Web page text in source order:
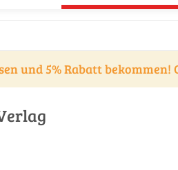
und 5% Rabatt bekommen!